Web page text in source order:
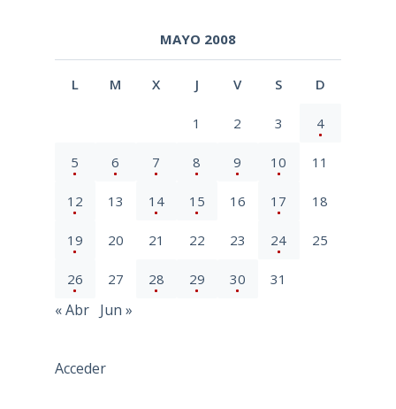
MAYO 2008
L M X J V S D
1 2 3 4
5 6 7 8 9 10 11
12 13 14 15 16 17 18
19 20 21 22 23 24 25
26 27 28 29 30 31
« Abr Jun »
Acceder